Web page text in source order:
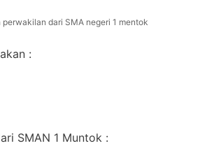
perwakilan dari SMA negeri 1 mentok
:
SMAN 1 Muntok :